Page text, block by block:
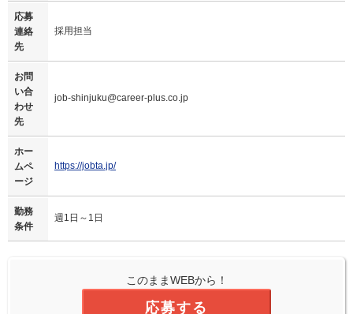
応募
連絡
先
採用担当
お問
い合
わせ
先
job-shinjuku@career-plus.co.jp
ホー
ムペ
ージ
https://jobta.jp/
勤務
条件
週1日～1日
このままWEBから！
応募する